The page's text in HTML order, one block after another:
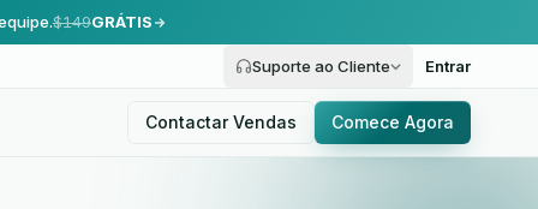
$149GRÁTIS
Suporte ao Cliente Entrar
Contactar Vendas Comece Agora